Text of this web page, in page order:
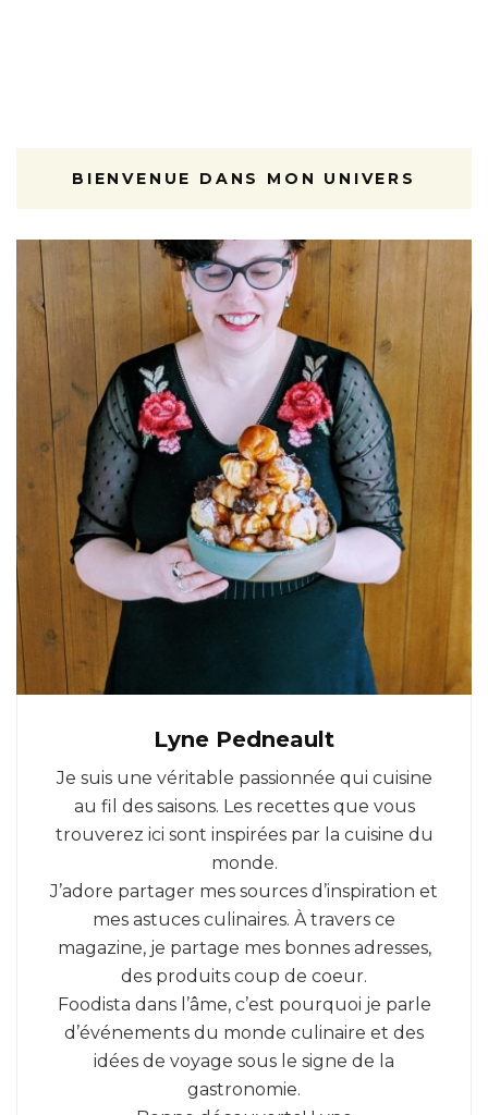
BIENVENUE DANS MON UNIVERS
Lyne Pedneault
Je suis une véritable passionnée qui cuisine
au fil des saisons. Les recettes que vous
trouverez ici sont inspirées par la cuisine du
monde.
J’adore partager mes sources d’inspiration et
mes astuces culinaires. À travers ce
magazine, je partage mes bonnes adresses,
des produits coup de coeur.
Foodista dans l’âme, c’est pourquoi je parle
d’événements du monde culinaire et des
idées de voyage sous le signe de la
gastronomie.